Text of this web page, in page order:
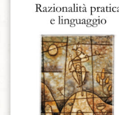
Aggiungi alla lista dei